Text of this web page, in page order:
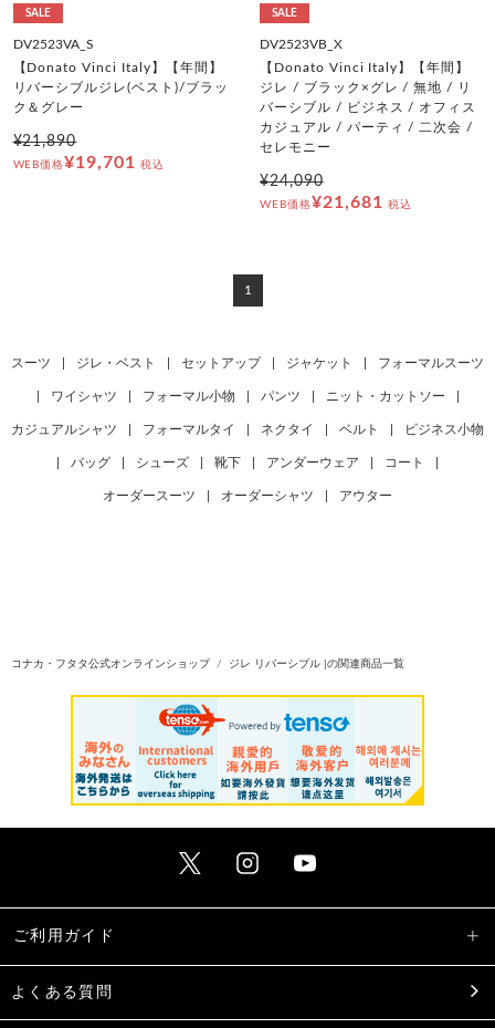
SALE
DV2523VA_S
【Donato Vinci Italy】【年間】
リバーシブルジレ(ベスト)/ブラッ
ク＆グレー
¥21,890
WEB価格¥19,701 税込
SALE
DV2523VB_X
【Donato Vinci Italy】【年間】
ジレ / ブラック×グレ / 無地 / リ
バーシブル / ビジネス / オフィス
カジュアル / パーティ / 二次会 /
セレモニー
¥24,090
WEB価格¥21,681 税込
1
スーツ ジレ・ベスト セットアップ ジャケット フォーマルスーツ
ワイシャツ フォーマル小物 パンツ ニット・カットソー
カジュアルシャツ フォーマルタイ ネクタイ ベルト ビジネス小物
バッグ シューズ 靴下 アンダーウェア コート
オーダースーツ オーダーシャツ アウター
コナカ・フタタ公式オンラインショップ ジレ リバーシブル |の関連商品一覧
ご利用ガイド
よくある質問